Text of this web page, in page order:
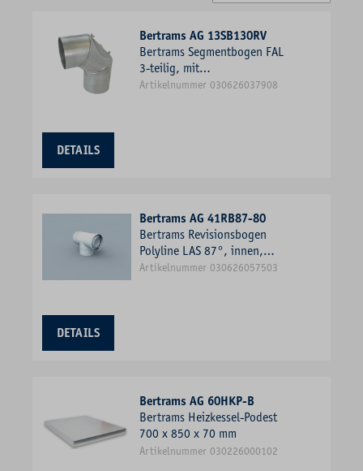
Bertrams AG 13SB130RV
Bertrams Segmentbogen FAL
3-teilig, mit
Reinigungsverschluss, Ø 130 x
Artikelnummer 030626037908
DETAILS
Bertrams AG 41RB87-80
Bertrams Revisionsbogen
Polyline LAS 87°, innen,
weiß, DN 80/125
Artikelnummer 030626057503
DETAILS
Bertrams AG 60HKP-B
Bertrams Heizkessel-Podest
700 x 850 x 70 mm
Artikelnummer 030226000102